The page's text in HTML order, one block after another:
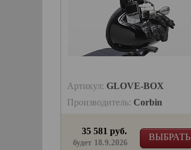
Артикул: GLOVE-BOX
Производитель: Corbin
ВЫБРАТЬ
35 581 руб.
будет 18.9.2026